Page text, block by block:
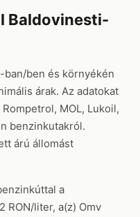
Baldovinesti-
ben és környékén
árak. Az adatokat
MOL, Lukoil,
benzinkutakról.
árú állomást
a
RON/liter, a(z) Omv